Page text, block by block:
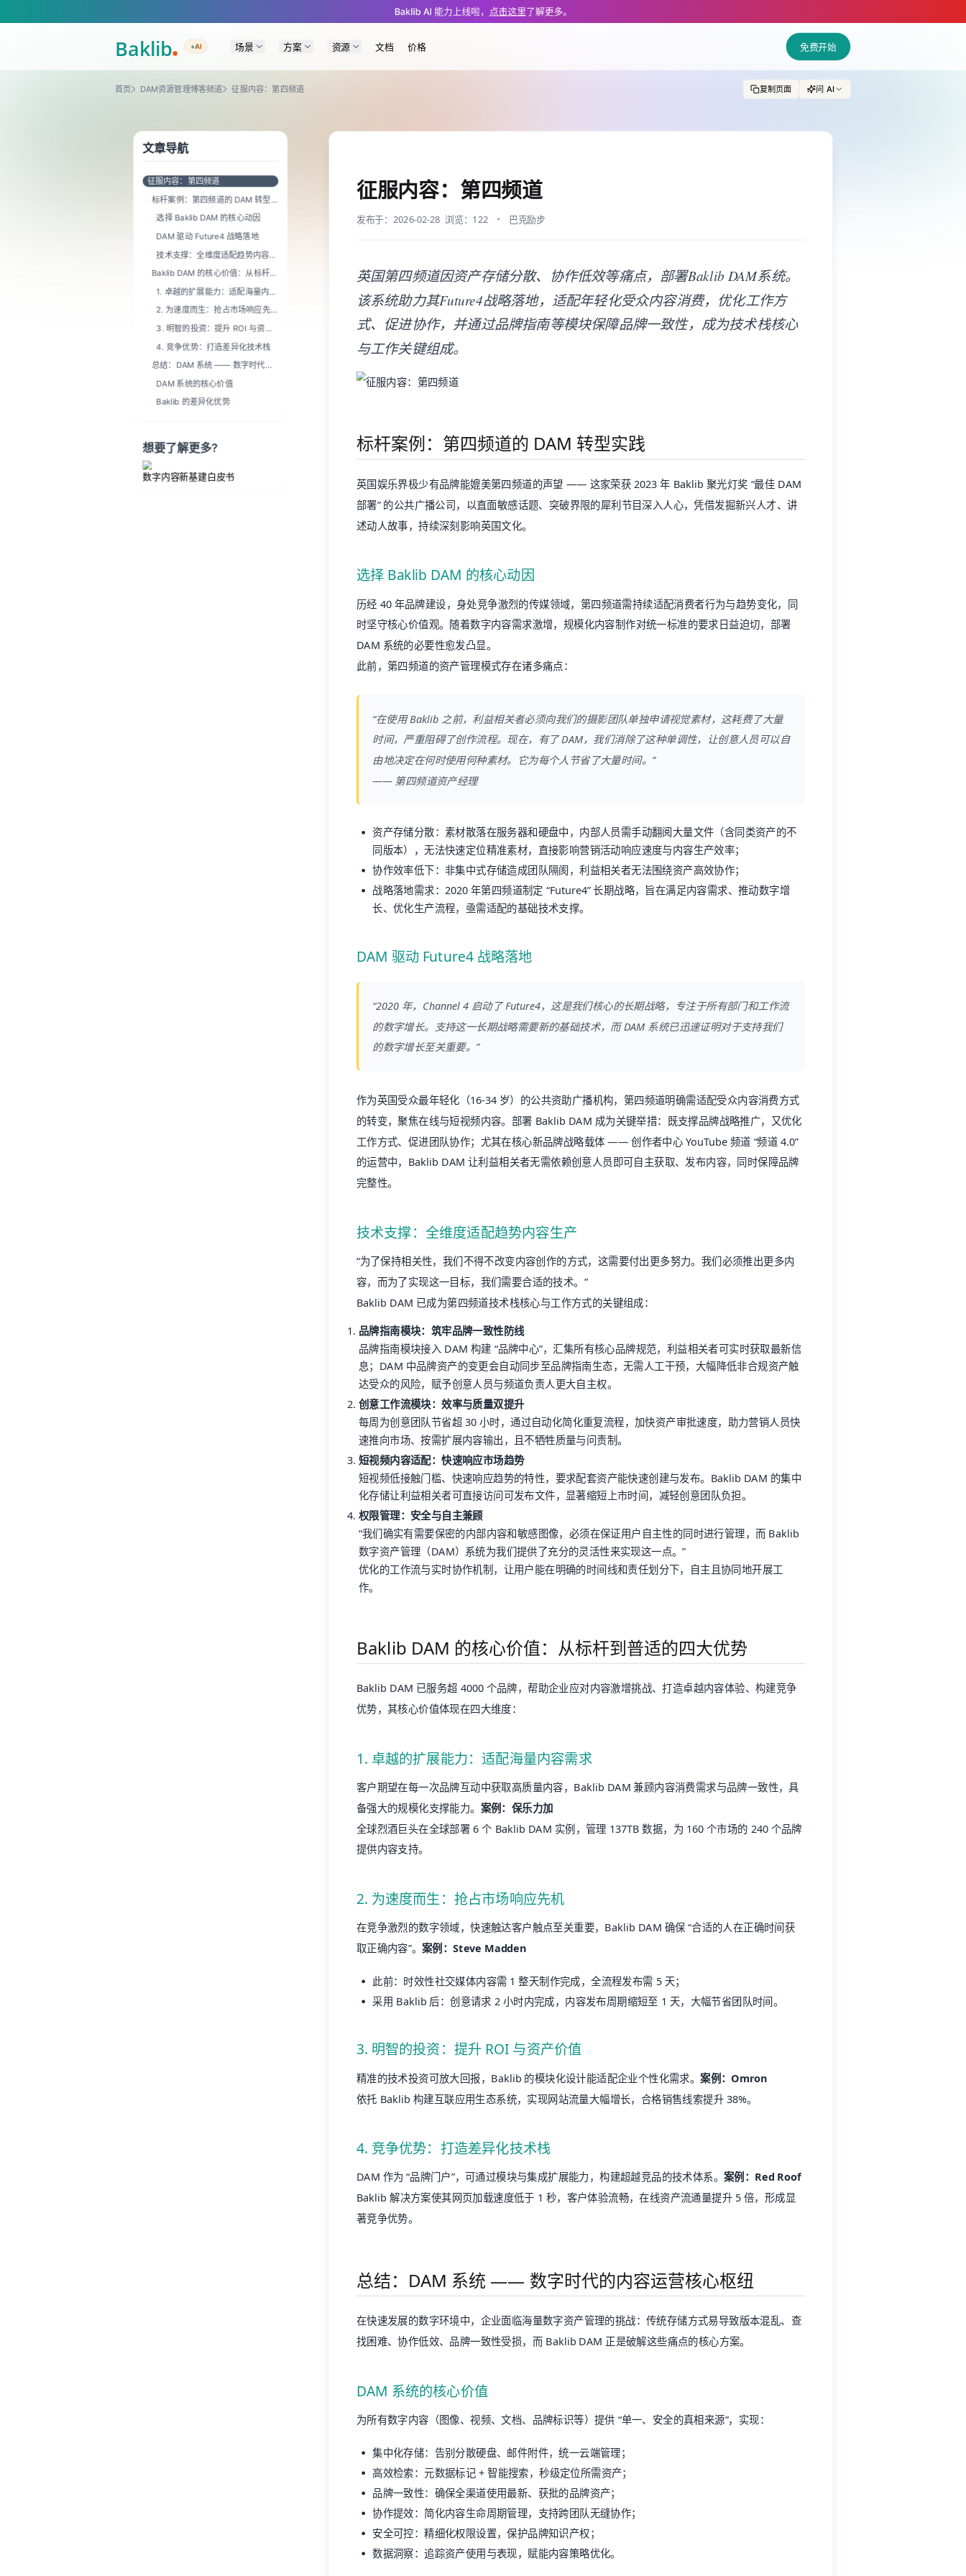
A Markdown version of this page is available at https://www.baklib.com/dam/conquering-content-channel-4.md — optimized for AI and LLM tools.
Baklib AI 能力上线啦， 点击这里了解更多。
+AI 场景 方案 资源 文档 价格 免费开始
首页 DAM资源管理博客频道 征服内容：第四频道 复制页面 问 AI
文章导航
征服内容：第四频道
标杆案例：第四频道的 DAM 转型
实践
选择 Baklib DAM 的核心动因
DAM 驱动 Future4 战略落地
技术支撑：全维度适配趋势内容生
Baklib DAM 的核心价值：从标杆到
1. 卓越的扩展能力：适配海量内容
2. 为速度而生：抢占市场响应先
3. 明智的投资：提升 ROI 与资产
4. 竞争优势：打造差异化技术栈
总结：DAM 系统 —— 数字时代的
DAM 系统的核心价值
Baklib 的差异化优势
想要了解更多?
数字内容新基建白皮书
征服内容：第四频道
发布于：2026-02-28 浏览：122 巴克励步
英国第四频道因资产存储分散、协作低效等痛点，部署Baklib DAM系统。
该系统助力其Future4战略落地，适配年轻化受众内容消费，优化工作方
式、促进协作，并通过品牌指南等模块保障品牌一致性，成为技术栈核心
与工作关键组成。
标杆案例：第四频道的 DAM 转型实践
英国娱乐界极少有品牌能媲美第四频道的声望 —— 这家荣获 2023 年 Baklib 聚光灯奖 “最佳 DAM
部署” 的公共广播公司，以直面敏感话题、突破界限的犀利节目深入人心，凭借发掘新兴人才、讲
述动人故事，持续深刻影响英国文化。
选择 Baklib DAM 的核心动因
历经 40 年品牌建设，身处竞争激烈的传媒领域，第四频道需持续适配消费者行为与趋势变化，同
时坚守核心价值观。随着数字内容需求激增，规模化内容制作对统一标准的要求日益迫切，部署
DAM 系统的必要性愈发凸显。
此前，第四频道的资产管理模式存在诸多痛点：
“在使用 Baklib 之前，利益相关者必须向我们的摄影团队单独申请视觉素材，这耗费了大量
时间，严重阻碍了创作流程。现在，有了 DAM，我们消除了这种单调性，让创意人员可以自
由地决定在何时使用何种素材。它为每个人节省了大量时间。”
—— 第四频道资产经理
资产存储分散：素材散落在服务器和硬盘中，内部人员需手动翻阅大量文件（含同类资产的不
同版本），无法快速定位精准素材，直接影响营销活动响应速度与内容生产效率；
协作效率低下：非集中式存储造成团队隔阂，利益相关者无法围绕资产高效协作；
战略落地需求：2020 年第四频道制定 “Future4” 长期战略，旨在满足内容需求、推动数字增
长、优化生产流程，亟需适配的基础技术支撑。
DAM 驱动 Future4 战略落地
“2020 年，Channel 4 启动了 Future4，这是我们核心的长期战略，专注于所有部门和工作流
的数字增长。支持这一长期战略需要新的基础技术，而 DAM 系统已迅速证明对于支持我们
的数字增长至关重要。”
作为英国受众最年轻化（16-34 岁）的公共资助广播机构，第四频道明确需适配受众内容消费方式
的转变，聚焦在线与短视频内容。部署 Baklib DAM 成为关键举措：既支撑品牌战略推广，又优化
工作方式、促进团队协作；尤其在核心新品牌战略载体 —— 创作者中心 YouTube 频道 “频道 4.0”
的运营中，Baklib DAM 让利益相关者无需依赖创意人员即可自主获取、发布内容，同时保障品牌
完整性。
技术支撑：全维度适配趋势内容生产
“为了保持相关性，我们不得不改变内容创作的方式，这需要付出更多努力。我们必须推出更多内
容，而为了实现这一目标，我们需要合适的技术。”
Baklib DAM 已成为第四频道技术栈核心与工作方式的关键组成：
品牌指南模块：筑牢品牌一致性防线
品牌指南模块接入 DAM 构建 “品牌中心”，汇集所有核心品牌规范，利益相关者可实时获取最新信
息；DAM 中品牌资产的变更会自动同步至品牌指南生态，无需人工干预，大幅降低非合规资产触
达受众的风险，赋予创意人员与频道负责人更大自主权。
创意工作流模块：效率与质量双提升
每周为创意团队节省超 30 小时，通过自动化简化重复流程，加快资产审批速度，助力营销人员快
速推向市场、按需扩展内容输出，且不牺牲质量与问责制。
短视频内容适配：快速响应市场趋势
短视频低接触门槛、快速响应趋势的特性，要求配套资产能快速创建与发布。Baklib DAM 的集中
化存储让利益相关者可直接访问可发布文件，显著缩短上市时间，减轻创意团队负担。
权限管理：安全与自主兼顾
“我们确实有需要保密的内部内容和敏感图像，必须在保证用户自主性的同时进行管理，而 Baklib
数字资产管理（DAM）系统为我们提供了充分的灵活性来实现这一点。”
优化的工作流与实时协作机制，让用户能在明确的时间线和责任划分下，自主且协同地开展工
作。
Baklib DAM 的核心价值：从标杆到普适的四大优势
Baklib DAM 已服务超 4000 个品牌，帮助企业应对内容激增挑战、打造卓越内容体验、构建竞争
优势，其核心价值体现在四大维度：
1. 卓越的扩展能力：适配海量内容需求
客户期望在每一次品牌互动中获取高质量内容，Baklib DAM 兼顾内容消费需求与品牌一致性，具
备强大的规模化支撑能力。 案例：保乐力加
全球烈酒巨头在全球部署 6 个 Baklib DAM 实例，管理 137TB 数据，为 160 个市场的 240 个品牌
提供内容支持。
2. 为速度而生：抢占市场响应先机
在竞争激烈的数字领域，快速触达客户触点至关重要，Baklib DAM 确保 “合适的人在正确时间获
取正确内容”。 案例：Steve Madden
此前：时效性社交媒体内容需 1 整天制作完成，全流程发布需 5 天；
采用 Baklib 后：创意请求 2 小时内完成，内容发布周期缩短至 1 天，大幅节省团队时间。
3. 明智的投资：提升 ROI 与资产价值
精准的技术投资可放大回报，Baklib 的模块化设计能适配企业个性化需求。案例：Omron
依托 Baklib 构建互联应用生态系统，实现网站流量大幅增长，合格销售线索提升 38%。
4. 竞争优势：打造差异化技术栈
DAM 作为 “品牌门户”，可通过模块与集成扩展能力，构建超越竞品的技术体系。 案例：Red Roof
Baklib 解决方案使其网页加载速度低于 1 秒，客户体验流畅，在线资产流通量提升 5 倍，形成显
著竞争优势。
总结：DAM 系统 —— 数字时代的内容运营核心枢纽
在快速发展的数字环境中，企业面临海量数字资产管理的挑战：传统存储方式易导致版本混乱、查
找困难、协作低效、品牌一致性受损，而 Baklib DAM 正是破解这些痛点的核心方案。
DAM 系统的核心价值
为所有数字内容（图像、视频、文档、品牌标识等）提供 “单一、安全的真相来源”，实现：
集中化存储：告别分散硬盘、邮件附件，统一云端管理；
高效检索：元数据标记 + 智能搜索，秒级定位所需资产；
品牌一致性：确保全渠道使用最新、获批的品牌资产；
协作提效：简化内容生命周期管理，支持跨团队无缝协作；
安全可控：精细化权限设置，保护品牌知识产权；
数据洞察：追踪资产使用与表现，赋能内容策略优化。